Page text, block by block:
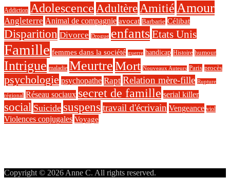
Addiction Adolescence Adultère AmitiéAmour
Angleterre Animal de compagnie avocat Barbarie Célibat
Disparition Divorce Drogue enfantsEtats Unis
Famille femmes dans la société guerre handicap Histoire humour
Intrigue maladie MeurtreMort Nouveaux Auteurs Paris procès
psychologie psychopathe Rapt Relation mère-fille Rupture
régional Réseau sociaux secret de famille serial killer
social Suicide suspens travail d'écrivain Vengeance viol
Violences conjugales Voyage
Copyright © 2026 Anne C. All rights reserved.